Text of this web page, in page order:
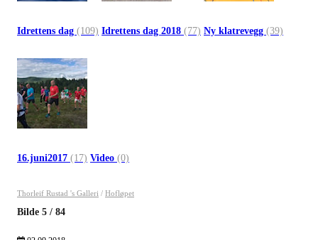
Idrettens dag (109) Idrettens dag 2018 (77) Ny klatrevegg (39)
16.juni2017 (17) Video (0)
Thorleif Rustad 's Galleri / Hofløpet
Bilde 5 / 84